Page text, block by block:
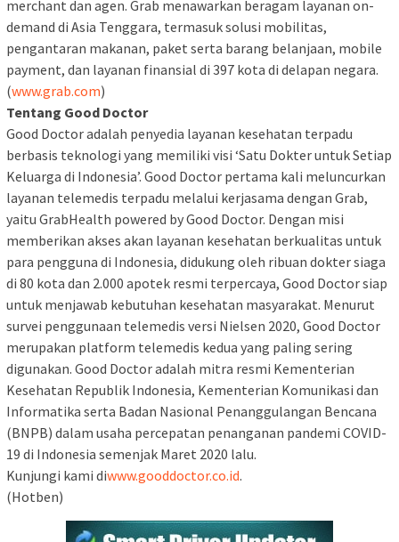
merchant dan agen. Grab menawarkan beragam layanan on-
demand di Asia Tenggara, termasuk solusi mobilitas,
pengantaran makanan, paket serta barang belanjaan, mobile
payment, dan layanan finansial di 397 kota di delapan negara.
(www.grab.com)
Tentang Good Doctor
Good Doctor adalah penyedia layanan kesehatan terpadu
berbasis teknologi yang memiliki visi ‘Satu Dokter untuk Setiap
Keluarga di Indonesia’. Good Doctor pertama kali meluncurkan
layanan telemedis terpadu melalui kerjasama dengan Grab,
yaitu GrabHealth powered by Good Doctor. Dengan misi
memberikan akses akan layanan kesehatan berkualitas untuk
para pengguna di Indonesia, didukung oleh ribuan dokter siaga
di 80 kota dan 2.000 apotek resmi terpercaya, Good Doctor siap
untuk menjawab kebutuhan kesehatan masyarakat. Menurut
survei penggunaan telemedis versi Nielsen 2020, Good Doctor
merupakan platform telemedis kedua yang paling sering
digunakan. Good Doctor adalah mitra resmi Kementerian
Kesehatan Republik Indonesia, Kementerian Komunikasi dan
Informatika serta Badan Nasional Penanggulangan Bencana
(BNPB) dalam usaha percepatan penanganan pandemi COVID-
19 di Indonesia semenjak Maret 2020 lalu.
Kunjungi kami diwww.gooddoctor.co.id.
(Hotben)